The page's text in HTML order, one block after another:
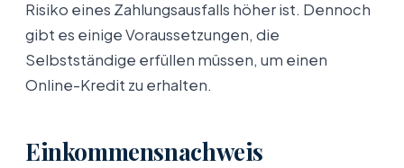
Risiko eines Zahlungsausfalls höher ist. Dennoch
gibt es einige Voraussetzungen, die
Selbstständige erfüllen müssen, um einen
Online-Kredit zu erhalten.
Einkommensnachweis